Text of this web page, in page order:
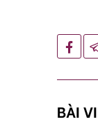
BÀI